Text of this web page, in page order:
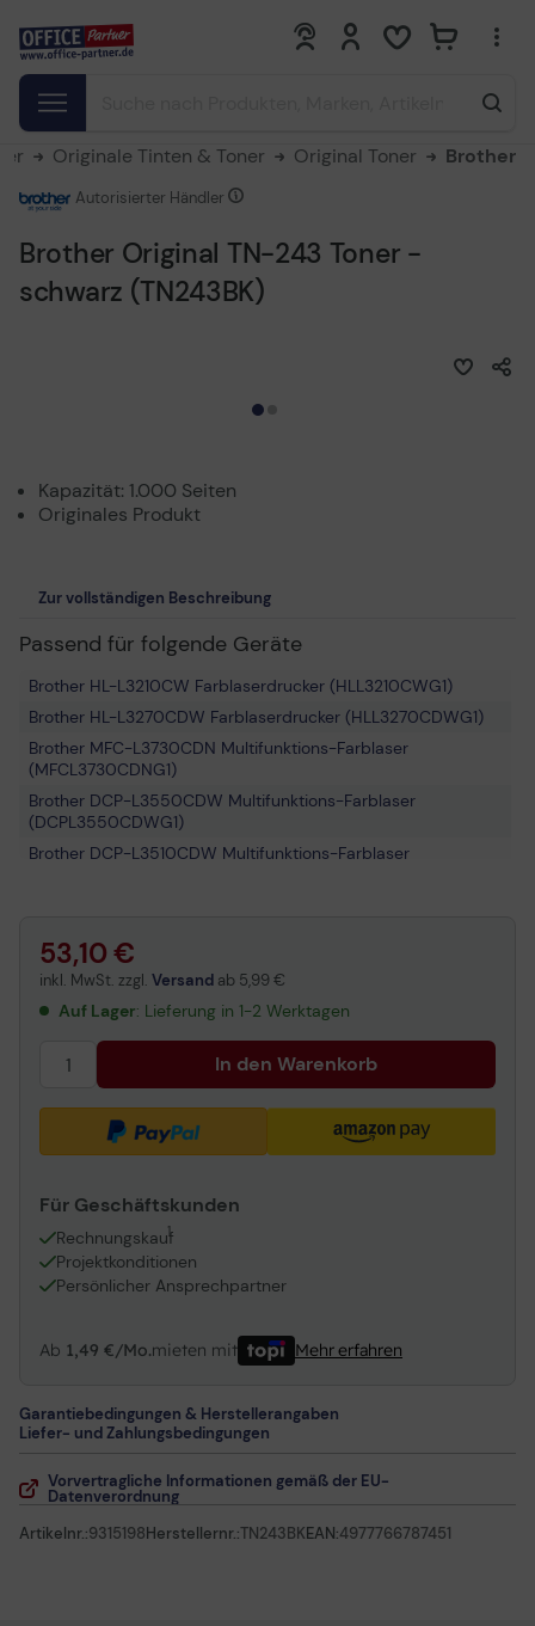
0 0
Originale Tinten & Toner Original Toner Brother
Brother Original TN-243 Toner -
schwarz (TN243BK)
Autorisierter Händler
Kapazität: 1.000 Seiten
Originales Produkt
Zur vollständigen Beschreibung
Passend für folgende Geräte
Brother HL-L3210CW Farblaserdrucker (HLL3210CWG1)
Brother HL-L3270CDW Farblaserdrucker (HLL3270CDWG1)
Brother MFC-L3730CDN Multifunktions-Farblaser
(MFCL3730CDNG1)
Brother DCP-L3550CDW Multifunktions-Farblaser
(DCPL3550CDWG1)
Brother DCP-L3510CDW Multifunktions-Farblaser
(MFCL3710CWG1)
Brother MFC-L3750CDW Multifunktions-Farblaser
(MFCL3750CDWG1)
Brother MFC-L3770CDW Multifunktions-Farblaser
(MFCL3770CDWG1)
Brother DCP-L3517CDW Multifunktions-Farblaser
(DCPL3517CDWG1)
Brother HL-L3230CDW Farblaserdrucker (HLL3230CDWG1)
53,10 €
inkl. MwSt. zzgl. Versand ab 5,99 €
Auf Lager: Lieferung in 1-2 Werktagen
In den Warenkorb
Für Geschäftskunden
Rechnungskauf
1
Projektkonditionen
Persönlicher Ansprechpartner
Ab 1,49 €/Mo.mieten mit Mehr erfahren
Garantiebedingungen & Herstellerangaben
Liefer- und Zahlungsbedingungen
Vorvertragliche Informationen gemäß der EU-
Datenverordnung
Artikelnr.:9315198Herstellernr.:TN243BKEAN:4977766787451